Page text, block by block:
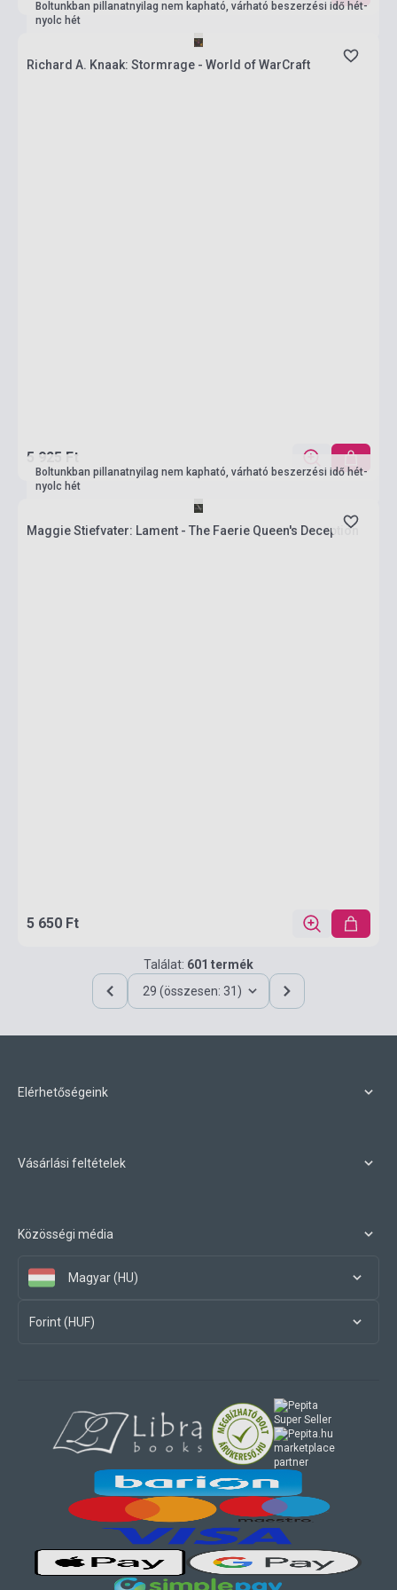
Boltunkban pillanatnyilag nem kapható, várható beszerzési idő hét-
nyolc hét
Richard A. Knaak: Stormrage - World of WarCraft
5 925 Ft
Boltunkban pillanatnyilag nem kapható, várható beszerzési idő hét-
nyolc hét
Maggie Stiefvater: Lament - The Faerie Queen's Deception
5 650 Ft
Találat: 601 termék
29 (összesen: 31)
Elérhetőségeink
Vásárlási feltételek
Közösségi média
Magyar (HU)
Forint (HUF)
marketplace
partner